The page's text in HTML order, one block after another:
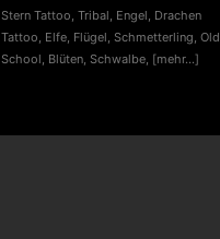
Stern Tattoo, Tribal, Engel, Drachen
Tattoo, Elfe, Flügel, Schmetterling, Old
School, Blüten, Schwalbe, [mehr...]